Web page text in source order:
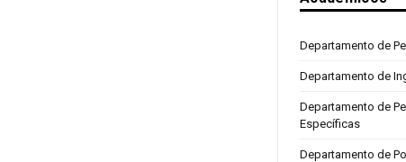
Departamento de
Departamento de
Departamento de
Específicas
Departamento de